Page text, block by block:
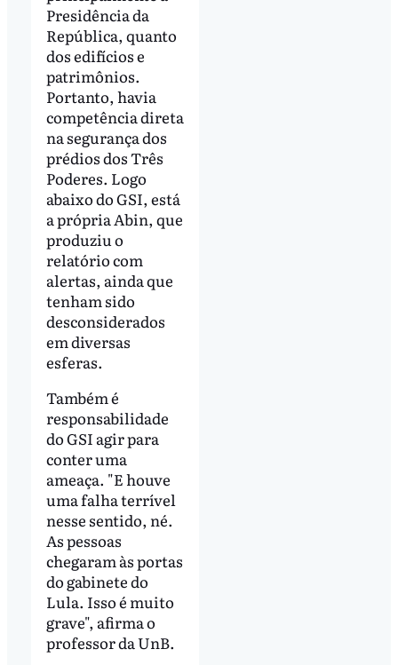
Presidência da
República, quanto
dos edifícios e
patrimônios.
Portanto, havia
competência direta
na segurança dos
prédios dos Três
Poderes. Logo
abaixo do GSI, está
a própria Abin, que
produziu o
relatório com
alertas, ainda que
tenham sido
desconsiderados
em diversas
esferas.
Também é
responsabilidade
do GSI agir para
conter uma
ameaça. "E houve
uma falha terrível
nesse sentido, né.
As pessoas
chegaram às portas
do gabinete do
Lula. Isso é muito
grave", afirma o
professor da UnB.